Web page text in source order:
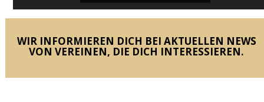
WIR INFORMIEREN DICH BEI AKTUELLEN NEWS
VON VEREINEN, DIE DICH INTERESSIEREN.